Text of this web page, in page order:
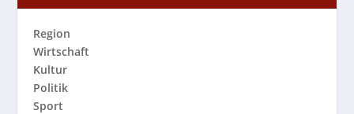
Region
Wirtschaft
Kultur
Politik
Sport